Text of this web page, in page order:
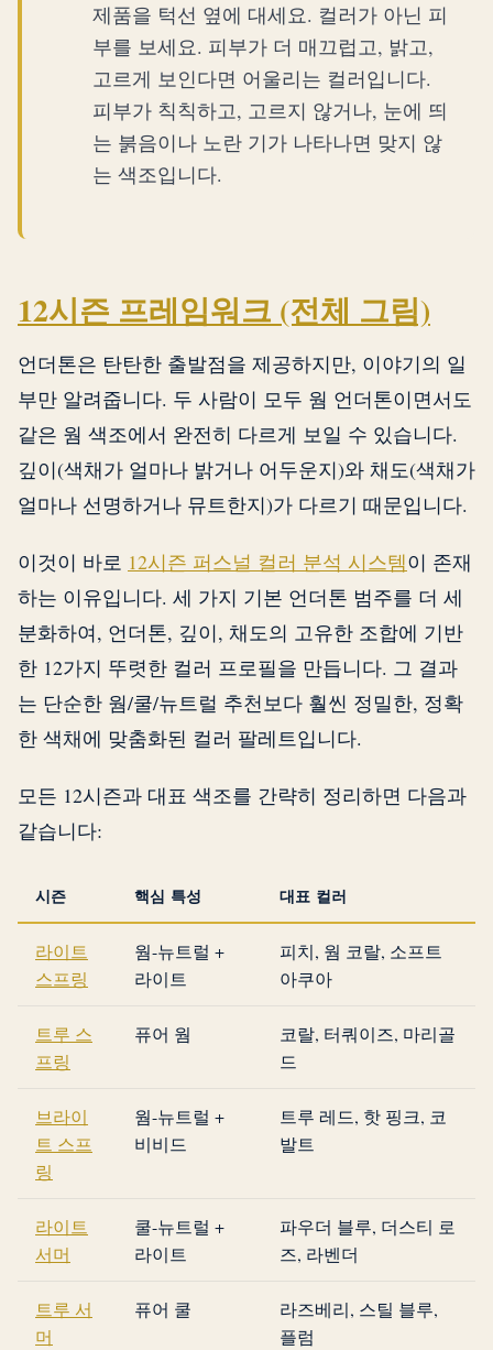
제품을 턱선 옆에 대세요. 컬러가 아닌 피
부를 보세요. 피부가 더 매끄럽고, 밝고,
고르게 보인다면 어울리는 컬러입니다.
피부가 칙칙하고, 고르지 않거나, 눈에 띄
는 붉음이나 노란 기가 나타나면 맞지 않
는 색조입니다.
12시즌 프레임워크 (전체 그림)
언더톤은 탄탄한 출발점을 제공하지만, 이야기의 일
부만 알려줍니다. 두 사람이 모두 웜 언더톤이면서도
같은 웜 색조에서 완전히 다르게 보일 수 있습니다.
깊이(색채가 얼마나 밝거나 어두운지)와 채도(색채가
얼마나 선명하거나 뮤트한지)가 다르기 때문입니다.
이것이 바로 12시즌 퍼스널 컬러 분석 시스템이 존재
하는 이유입니다. 세 가지 기본 언더톤 범주를 더 세
분화하여, 언더톤, 깊이, 채도의 고유한 조합에 기반
한 12가지 뚜렷한 컬러 프로필을 만듭니다. 그 결과
는 단순한 웜/쿨/뉴트럴 추천보다 훨씬 정밀한, 정확
한 색채에 맞춤화된 컬러 팔레트입니다.
모든 12시즌과 대표 색조를 간략히 정리하면 다음과
같습니다:
시즌 핵심 특성 대표 컬러
라이트
스프링
웜-뉴트럴 +
라이트
피치, 웜 코랄, 소프트
아쿠아
트루 스
프링
퓨어 웜
코랄, 터쿼이즈, 마리골
드
브라이
트 스프
링
웜-뉴트럴 +
비비드
트루 레드, 핫 핑크, 코
발트
라이트
서머
쿨-뉴트럴 +
라이트
파우더 블루, 더스티 로
즈, 라벤더
트루 서
머
퓨어 쿨
라즈베리, 스틸 블루,
플럼